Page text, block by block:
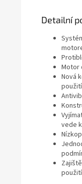
Detailní
Motor
Nová
vede